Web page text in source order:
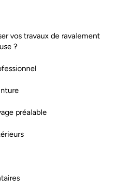
vos travaux de ravalement
?
préalable